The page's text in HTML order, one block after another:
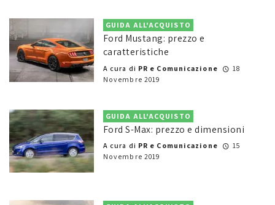
GUIDA ALL'ACQUISTO
Ford Mustang: prezzo e
caratteristiche
A cura di PR e Comunicazione
18
Novembre 2019
GUIDA ALL'ACQUISTO
Ford S-Max: prezzo e dimensioni
A cura di PR e Comunicazione
15
Novembre 2019